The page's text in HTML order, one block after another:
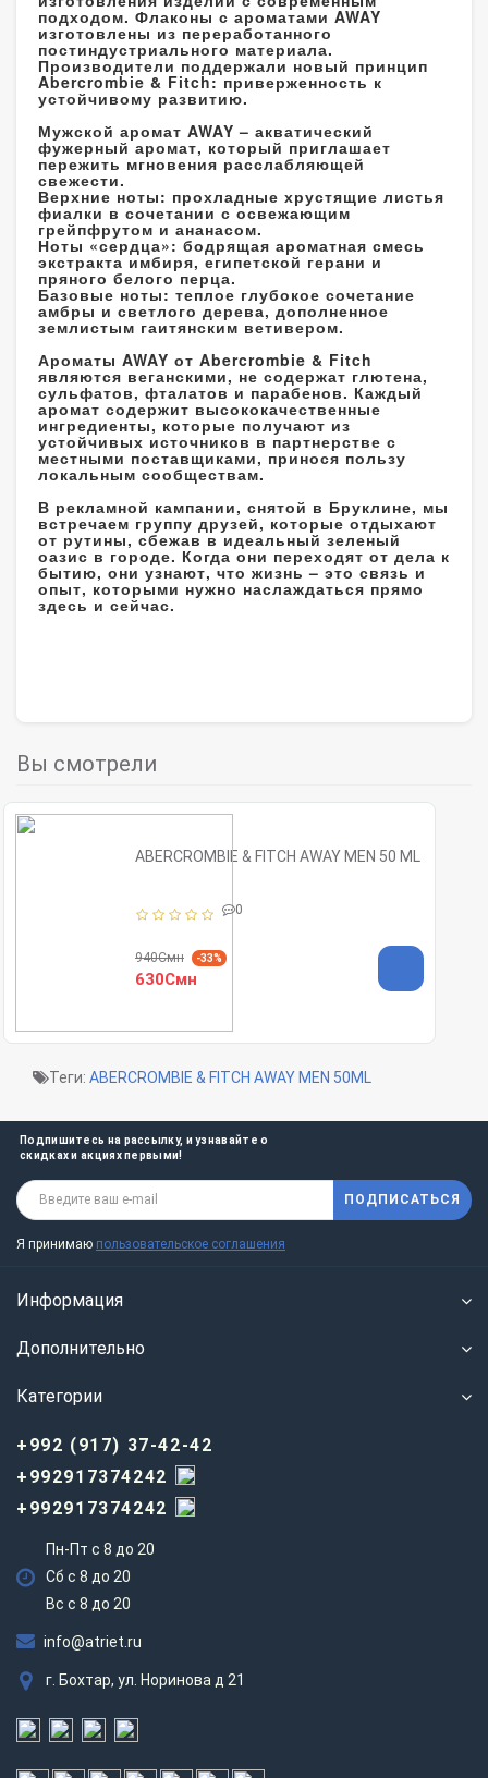
подходом. Флаконы с ароматами AWAY
изготовлены из переработанного
постиндустриального материала.
Производители поддержали новый принцип
Abercrombie & Fitch: приверженность к
устойчивому развитию.
Мужской аромат AWAY – акватический
фужерный аромат, который приглашает
пережить мгновения расслабляющей
свежести.
Верхние ноты: прохладные хрустящие листья
фиалки в сочетании с освежающим
грейпфрутом и ананасом.
Ноты «сердца»: бодрящая ароматная смесь
экстракта имбиря, египетской герани и
пряного белого перца.
Базовые ноты: теплое глубокое сочетание
амбры и светлого дерева, дополненное
землистым гаитянским ветивером.
Ароматы AWAY от Abercrombie & Fitch
являются веганскими, не содержат глютена,
сульфатов, фталатов и парабенов. Каждый
аромат содержит высококачественные
ингредиенты, которые получают из
устойчивых источников в партнерстве с
местными поставщиками, принося пользу
локальным сообществам.
В рекламной кампании, снятой в Бруклине, мы
встречаем группу друзей, которые отдыхают
от рутины, сбежав в идеальный зеленый
оазис в городе. Когда они переходят от дела к
бытию, они узнают, что жизнь – это связь и
опыт, которыми нужно наслаждаться прямо
здесь и сейчас.
Вы смотрели
ABERCROMBIE & FITCH AWAY MEN 50 ML
0
940Смн -33%
630Смн
Теги: ABERCROMBIE & FITCH AWAY MEN 50ML
Подпишитесь на рассылку, и узнавайте о
скидках и акциях первыми!
ПОДПИСАТЬСЯ
Я принимаю пользовательское соглашения
Информация
Дополнительно
Категории
+992 (917) 37-42-42
+992917374242
+992917374242
Пн-Пт с 8 до 20
Сб с 8 до 20
Вс c 8 до 20
info@atriet.ru
г. Бохтар, ул. Норинова д 21